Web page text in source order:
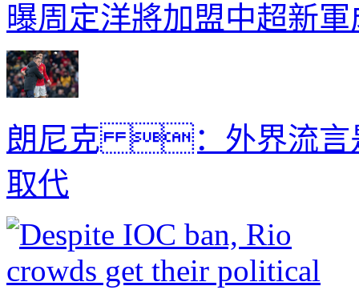
曝周定洋將加盟中超新
朗尼克 ：外界流言
取代